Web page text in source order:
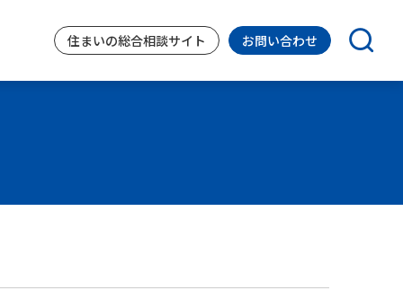
住まいの総合相談サイト お問い合わせ